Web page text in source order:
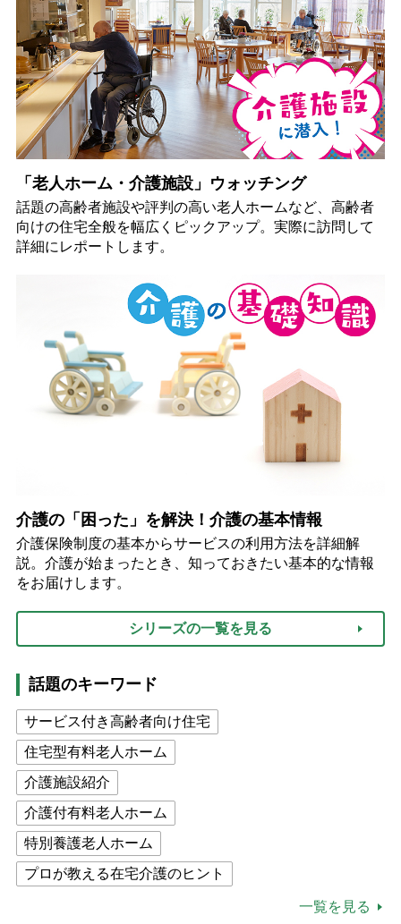
「老人ホーム・介護施設」ウォッチング
話題の高齢者施設や評判の高い老人ホームなど、高齢者
向けの住宅全般を幅広くピックアップ。実際に訪問して
詳細にレポートします。
介護の「困った」を解決！介護の基本情報
介護保険制度の基本からサービスの利用方法を詳細解
説。介護が始まったとき、知っておきたい基本的な情報
をお届けします。
シリーズの一覧を見る
話題のキーワード
サービス付き高齢者向け住宅
住宅型有料老人ホーム
介護施設紹介
介護付有料老人ホーム
特別養護老人ホーム
プロが教える在宅介護のヒント
一覧を見る